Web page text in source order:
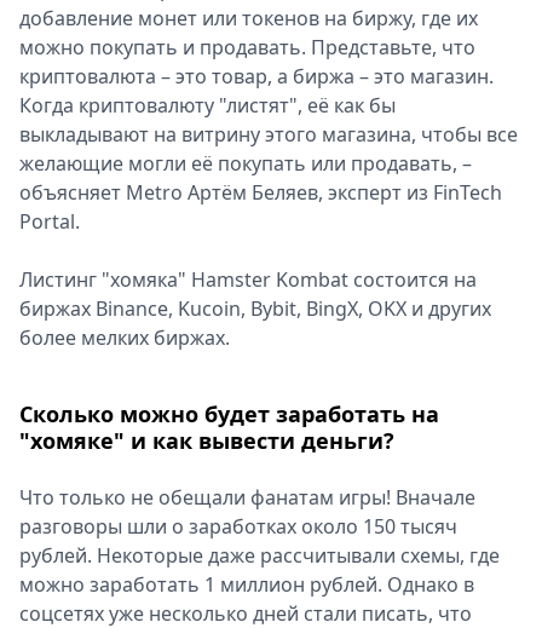
добавление монет или токенов на биржу, где их
можно покупать и продавать. Представьте, что
криптовалюта – это товар, а биржа – это магазин.
Когда криптовалюту "листят", её как бы
выкладывают на витрину этого магазина, чтобы все
желающие могли её покупать или продавать, –
объясняет Metro Артём Беляев, эксперт из FinTech
Portal.
Листинг "хомяка" Hamster Kombat состоится на
биржах Binance, Kucoin, Bybit, BingX, OKX и других
более мелких биржах.
Сколько можно будет заработать на
"хомяке" и как вывести деньги?
Что только не обещали фанатам игры! Вначале
разговоры шли о заработках около 150 тысяч
рублей. Некоторые даже рассчитывали схемы, где
можно заработать 1 миллион рублей. Однако в
соцсетях уже несколько дней стали писать, что